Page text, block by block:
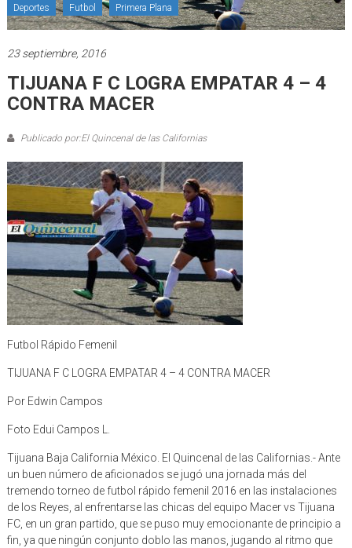
Deportes Futbol Primera Plana
23 septiembre, 2016
TIJUANA F C LOGRA EMPATAR 4 – 4
CONTRA MACER
Publicado por:El Quincenal de las Californias
Futbol Rápido Femenil
TIJUANA F C LOGRA EMPATAR 4 – 4 CONTRA MACER
Por Edwin Campos
Foto Edui Campos L.
Tijuana Baja California México. El Quincenal de las Californias.- Ante
un buen número de aficionados se jugó una jornada más del
tremendo torneo de futbol rápido femenil 2016 en las instalaciones
de los Reyes, al enfrentarse las chicas del equipo Macer vs Tijuana
FC, en un gran partido, que se puso muy emocionante de principio a
fin, ya que ningún conjunto doblo las manos, jugando al ritmo que